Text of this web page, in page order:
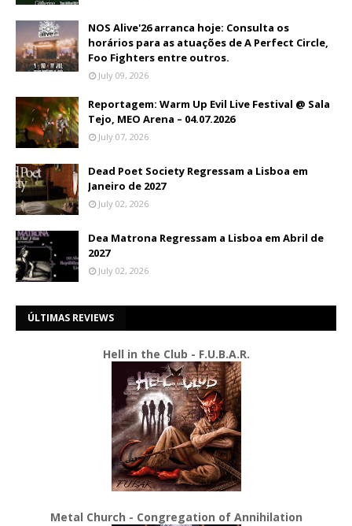
NOS Alive'26 arranca hoje: Consulta os
horários para as atuações de A Perfect Circle,
Foo Fighters entre outros.
July 09, 2026
Reportagem: Warm Up Evil Live Festival @ Sala
Tejo, MEO Arena – 04.07.2026
July 07, 2026
Dead Poet Society Regressam a Lisboa em
Janeiro de 2027
July 02, 2026
Dea Matrona Regressam a Lisboa em Abril de
2027
July 02, 2026
ÚLTIMAS REVIEWS
Hell in the Club - F.U.B.A.R.
Metal Church - Congregation of Annihilation